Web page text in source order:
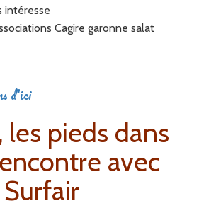
intéresse
Cagire garonne salat
d'ici
les pieds dans
avec